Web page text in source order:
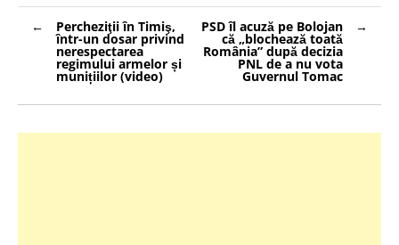
Navigare
în
articole
Percheziţii în Timiş,
într-un dosar privind
nerespectarea
regimului armelor și
munițiilor (video)
PSD îl acuză pe Bolojan
că „blochează toată
România” după decizia
PNL de a nu vota
Guvernul Tomac